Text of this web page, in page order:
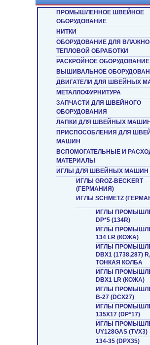
ПРОМЫШЛЕННОЕ ШВЕЙНОЕ
ОБОРУДОВАНИЕ
НИТКИ
ОБОРУДОВАНИЕ ДЛЯ
ТЕПЛОВОЙ ОБРАБОТКИ
РАСКРОЙНОЕ ОБОРУДОВАНИЕ
ВЫШИВАЛЬНОЕ
ДВИГАТЕЛИ ДЛЯ ШВЕЙНЫХ
МЕТАЛЛОФУРНИТУРА
ЗАПЧАСТИ ДЛЯ ШВЕЙНОГО
ОБОРУДОВАНИЯ
ЛАПКИ ДЛЯ ШВЕЙНЫХ МАШИН
ПРИСПОСОБЛЕНИЯ ДЛЯ
МАШИН
ВСПОМОГАТЕЛЬНЫЕ И
МАТЕРИАЛЫ
ИГЛЫ ДЛЯ ШВЕЙНЫХ МАШИН
ИГЛЫ GROZ-BECKERT
(ГЕРМАНИЯ)
ИГЛЫ SCHMETZ
ИГЛЫ
DP*5 (134R)
ИГЛЫ
134 LR (КОЖА)
ИГЛЫ
DBX1 (1738,287)
ТОНКАЯ КОЛБА
ИГЛЫ
DBX1 LR (КОЖА)
ИГЛЫ
B-27 (DCX27)
ИГЛЫ
135X17 (DP*17)
ИГЛЫ
UY128GAS (TVX3)
134-35 (DPX35)